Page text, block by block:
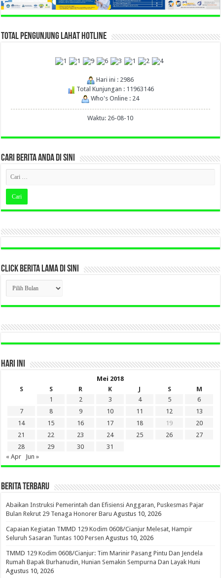
TOTAL PENGUNJUNG LAHAT HOTLINE
Hari ini : 2986
Total Kunjungan : 11963146
Who's Online : 24
Waktu: 26-08-10
CARI BERITA ANDA DI SINI
CLICK BERITA LAMA DI SINI
CLICK
BERITA
LAMA
DI
HARI INI
Mei 2018
S
S R K J S
M
1
2 3 4 5
6
7
8 9 10 11 12
13
14
15 16 17 18 19
20
21
22 23 24 25 26
27
28
29 30
31
« Apr
Jun »
BERITA TERBARU
Abaikan Instruksi Pemerintah dan Efisiensi Anggaran, Puskesmas Pajar
Bulan Rekrut 29 Tenaga Honorer Baru Agustus 10, 2026
Capaian Kegiatan TMMD 129 Kodim 0608/Cianjur Melesat, Hampir
Seluruh Sasaran Tuntas 100 Persen Agustus 10, 2026
TMMD 129 Kodim 0608/Cianjur: Tim Marinir Pasang Pintu Dan Jendela
Rumah Bapak Burhanudin, Hunian Semakin Sempurna Dan Layak Huni
Agustus 10, 2026